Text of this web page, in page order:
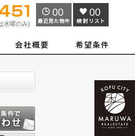
水曜のみ)
00 00